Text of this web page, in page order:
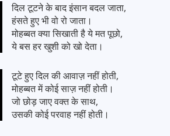
दिल टूटने के बाद इंसान बदल जाता,
हंसते हुए भी वो रो जाता।
मोहब्बत क्या सिखाती है ये मत पूछो,
ये बस हर खुशी को खो देता।
टूटे हुए दिल की आवाज़ नहीं होती,
मोहब्बत में कोई साज़ नहीं होती।
जो छोड़ जाए वक्त के साथ,
उसकी कोई परवाह नहीं होती।